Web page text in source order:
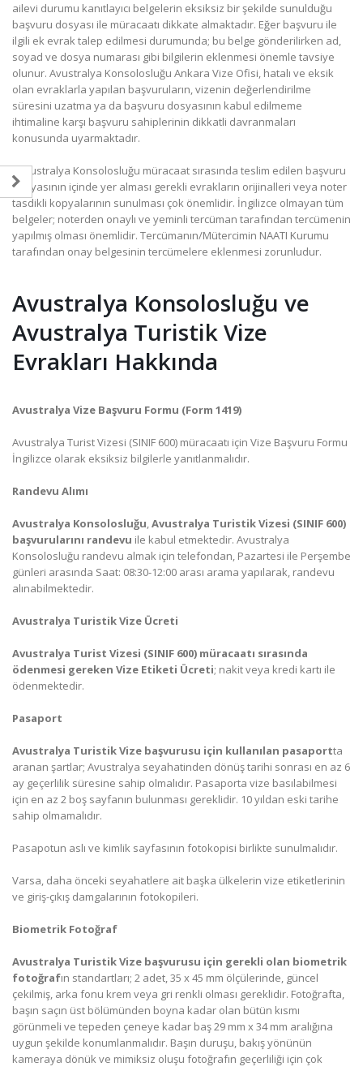
ailevi durumu kanıtlayıcı belgelerin eksiksiz bir şekilde sunulduğu
başvuru dosyası ile müracaatı dikkate almaktadır. Eğer başvuru ile
ilgili ek evrak talep edilmesi durumunda; bu belge gönderilirken ad,
soyad ve dosya numarası gibi bilgilerin eklenmesi önemle tavsiye
olunur. Avustralya Konsolosluğu Ankara Vize Ofisi, hatalı ve eksik
olan evraklarla yapılan başvuruların, vizenin değerlendirilme
süresini uzatma ya da başvuru dosyasının kabul edilmeme
ihtimaline karşı başvuru sahiplerinin dikkatli davranmaları
konusunda uyarmaktadır.
*Avustralya Konsolosluğu müracaat sırasında teslim edilen başvuru
dosyasının içinde yer alması gerekli evrakların orijinalleri veya noter
tasdikli kopyalarının sunulması çok önemlidir. İngilizce olmayan tüm
belgeler; noterden onaylı ve yeminli tercüman tarafından tercümenin
yapılmış olması önemlidir. Tercümanın/Mütercimin NAATI Kurumu
tarafından onay belgesinin tercümelere eklenmesi zorunludur.
Avustralya Konsolosluğu ve
Avustralya Turistik Vize
Evrakları Hakkında
Avustralya Vize Başvuru Formu (Form 1419)
Avustralya Turist Vizesi (SINIF 600) müracaatı için Vize Başvuru Formu
İngilizce olarak eksiksiz bilgilerle yanıtlanmalıdır.
Randevu Alımı
Avustralya Konsolosluğu,Avustralya Turistik Vizesi (SINIF 600)
başvurularını randevu ile kabul etmektedir. Avustralya
Konsolosluğu randevu almak için telefondan, Pazartesi ile Perşembe
günleri arasında Saat: 08:30-12:00 arası arama yapılarak, randevu
alınabilmektedir.
Avustralya Turistik Vize Ücreti
Avustralya Turist Vizesi (SINIF 600) müracaatı sırasında
ödenmesi gereken Vize Etiketi Ücreti; nakit veya kredi kartı ile
ödenmektedir.
Pasaport
Avustralya Turistik Vize başvurusu için kullanılan pasaportta
aranan şartlar; Avustralya seyahatinden dönüş tarihi sonrası en az 6
ay geçerlilik süresine sahip olmalıdır. Pasaporta vize basılabilmesi
için en az 2 boş sayfanın bulunması gereklidir. 10 yıldan eski tarihe
sahip olmamalıdır.
Pasapotun aslı ve kimlik sayfasının fotokopisi birlikte sunulmalıdır.
Varsa, daha önceki seyahatlere ait başka ülkelerin vize etiketlerinin
ve giriş-çıkış damgalarının fotokopileri.
Biometrik Fotoğraf
Avustralya Turistik Vize başvurusu için gerekli olan biometrik
fotoğrafın standartları; 2 adet, 35 x 45 mm ölçülerinde, güncel
çekilmiş, arka fonu krem veya gri renkli olması gereklidir. Fotoğrafta,
başın saçın üst bölümünden boyna kadar olan bütün kısmı
görünmeli ve tepeden çeneye kadar baş 29 mm x 34 mm aralığına
uygun şekilde konumlanmalıdır. Başın duruşu, bakış yönünün
kameraya dönük ve mimiksiz oluşu fotoğrafın geçerliliği için çok